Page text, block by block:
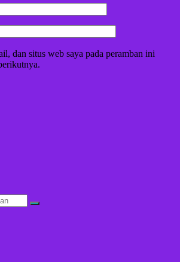
dan situs web saya pada peramban ini